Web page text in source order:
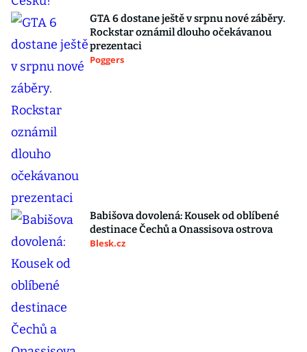
GTA 6 dostane ještě v srpnu nové záběry.
Rockstar oznámil dlouho očekávanou
prezentaci
Poggers
Babišova dovolená: Kousek od oblíbené
destinace Čechů a Onassisova ostrova
Blesk.cz